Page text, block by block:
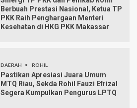
Berbuah Prestasi Nasional, Ketua TP
PKK Raih Penghargaan Menteri
Kesehatan di HKG PKK Makassar
DAERAH ROHIL
Pastikan Apresiasi Juara Umum
MTQ Riau, Sekda Rohil Fauzi Efrizal
Segera Kumpulkan Pengurus LPTQ